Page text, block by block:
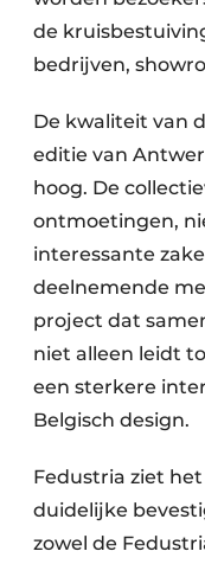
de
bedrijven,
De kwaliteit van
editie van
hoog. De
ontmoetingen,
interessante
deelnemende
project dat
niet alleen leidt
een sterkere
Belgisch design.
Fedustria ziet
duidelijke
zowel de